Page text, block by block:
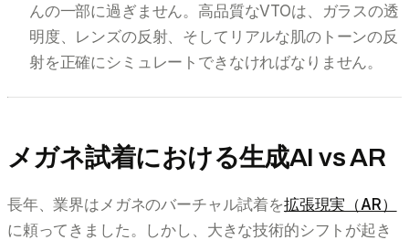
んの一部に過ぎません。高品質なVTOは、ガラスの透
明度、レンズの反射、そしてリアルな肌のトーンの反
射を正確にシミュレートできなければなりません。
メガネ試着における生成AI vs AR
長年、業界はメガネのバーチャル試着を拡張現実（AR）
に頼ってきました。しかし、大きな技術的シフトが起き